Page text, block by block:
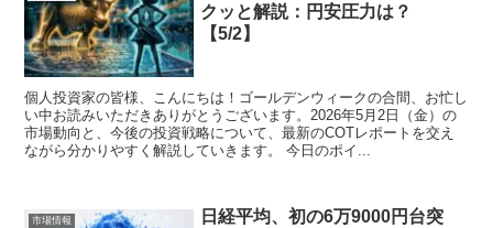
クッと解説：円安圧力は？
【5/2】
個人投資家の皆様、こんにちは！ゴールデンウィークの合間、お忙し
い中お読みいただきありがとうございます。2026年5月2日（金）の
市場動向と、今後の投資戦略について、最新のCOTレポートを交え
ながら分かりやすく解説していきます。 今日のポイ...
市場情報
日経平均、初の6万9000円台突